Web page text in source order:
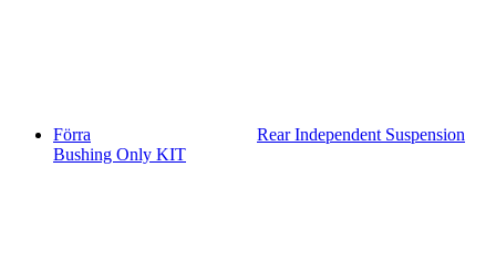
Förra
Rear Independent Suspension
Bushing Only KIT